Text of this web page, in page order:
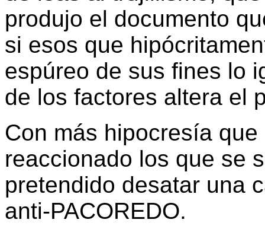
produjo el documento
si esos que
espúreo de sus fines lo
de los factores altera el
Con más hipocresía
reaccionado los que se
pretendido desatar una
anti-PACOREDO.